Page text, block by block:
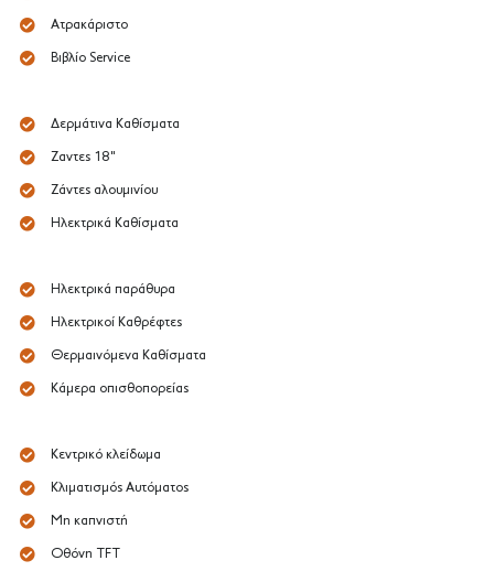
Ατρακάριστο
Βιβλίο Service
Δερμάτινα Καθίσματα
Ζαντες 18"
Ζάντες αλουμινίου
Ηλεκτρικά Καθίσματα
Ηλεκτρικά παράθυρα
Ηλεκτρικοί Καθρέφτες
Θερμαινόμενα Καθίσματα
Κάμερα οπισθοπορείας
Κεντρικό κλείδωμα
Κλιματισμός Αυτόματος
Μη καπνιστή
Οθόνη TFT